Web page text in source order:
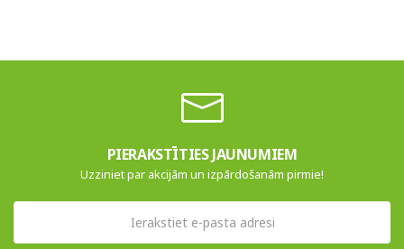
PIERAKSTĪTIES JAUNUMIEM
Uzziniet par akcijām un izpārdošanām pirmie!